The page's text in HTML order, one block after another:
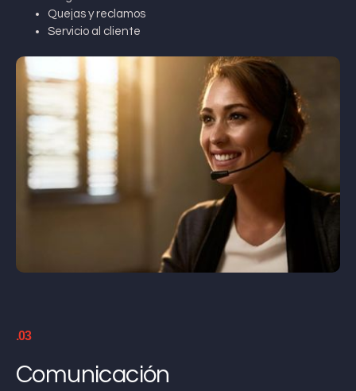
Quejas y reclamos
Servicio al cliente
.03
Comunicación